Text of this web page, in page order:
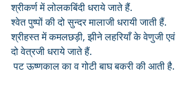
श्रीकर्ण में लोलकबिंदी धराये जाते हैं.
श्वेत पुष्पों की दो सुन्दर मालाजी धरायी जाती हैं.
श्रीहस्त में कमलछड़ी, झीने लहरियाँ के वेणुजी एवं
दो वेत्रजी धराये जाते हैं.
पट ऊष्णकाल का व गोटी बाघ बकरी की आती है.